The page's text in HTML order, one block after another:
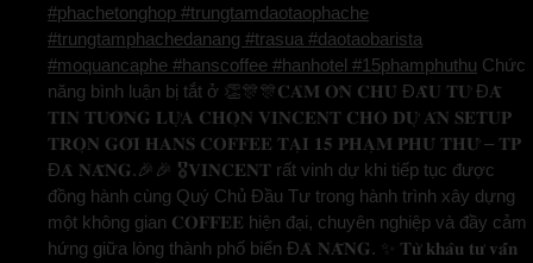
#phachetonghop #trungtamdaotaophache
#trungtamphachedanang #trasua #daotaobarista
#moquancaphe #hanscoffee #hanhotel #15phamphuthu Chức
năng bình luận bị tắt ở 👏🎊🎊𝐂𝐀̉𝐌 𝐎̛𝐍 𝐂𝐇𝐔̉ Đ𝐀̂̀𝐔 𝐓𝐔̛ Đ𝐀̃
𝐓𝐈𝐍 𝐓𝐔̛𝐎̛̉𝐍𝐆 𝐋𝐔̛̣𝐀 𝐂𝐇𝐎̣𝐍 𝐕𝐈𝐍𝐂𝐄𝐍𝐓 𝐂𝐇𝐎 𝐃𝐔̛̣ 𝐀́𝐍 𝐒𝐄𝐓𝐔𝐏
𝐓𝐑𝐎̣𝐍 𝐆𝐎́𝐈 𝐇𝐀𝐍𝐒 𝐂𝐎𝐅𝐅𝐄𝐄 𝐓𝐀̣𝐈 𝟏𝟓 𝐏𝐇𝐀̣𝐌 𝐏𝐇𝐔́ 𝐓𝐇𝐔̛́ – 𝐓𝐏
Đ𝐀̀ 𝐍𝐀̆̃𝐍𝐆.🎉🎉 🎖️𝐕𝐈𝐍𝐂𝐄𝐍𝐓 rất vinh dự khi tiếp tục được
đồng hành cùng Quý Chủ Đầu Tư trong hành trình xây dựng
một không gian 𝐂𝐎𝐅𝐅𝐄𝐄 hiện đại, chuyên nghiệp và đầy cảm
hứng giữa lòng thành phố biển Đ𝐀̀ 𝐍𝐀̆̃𝐍𝐆. ✨ 𝐓𝐮̛̀ 𝐤𝐡𝐚̂𝐮 𝐭𝐮̛ 𝐯𝐚̂́𝐧